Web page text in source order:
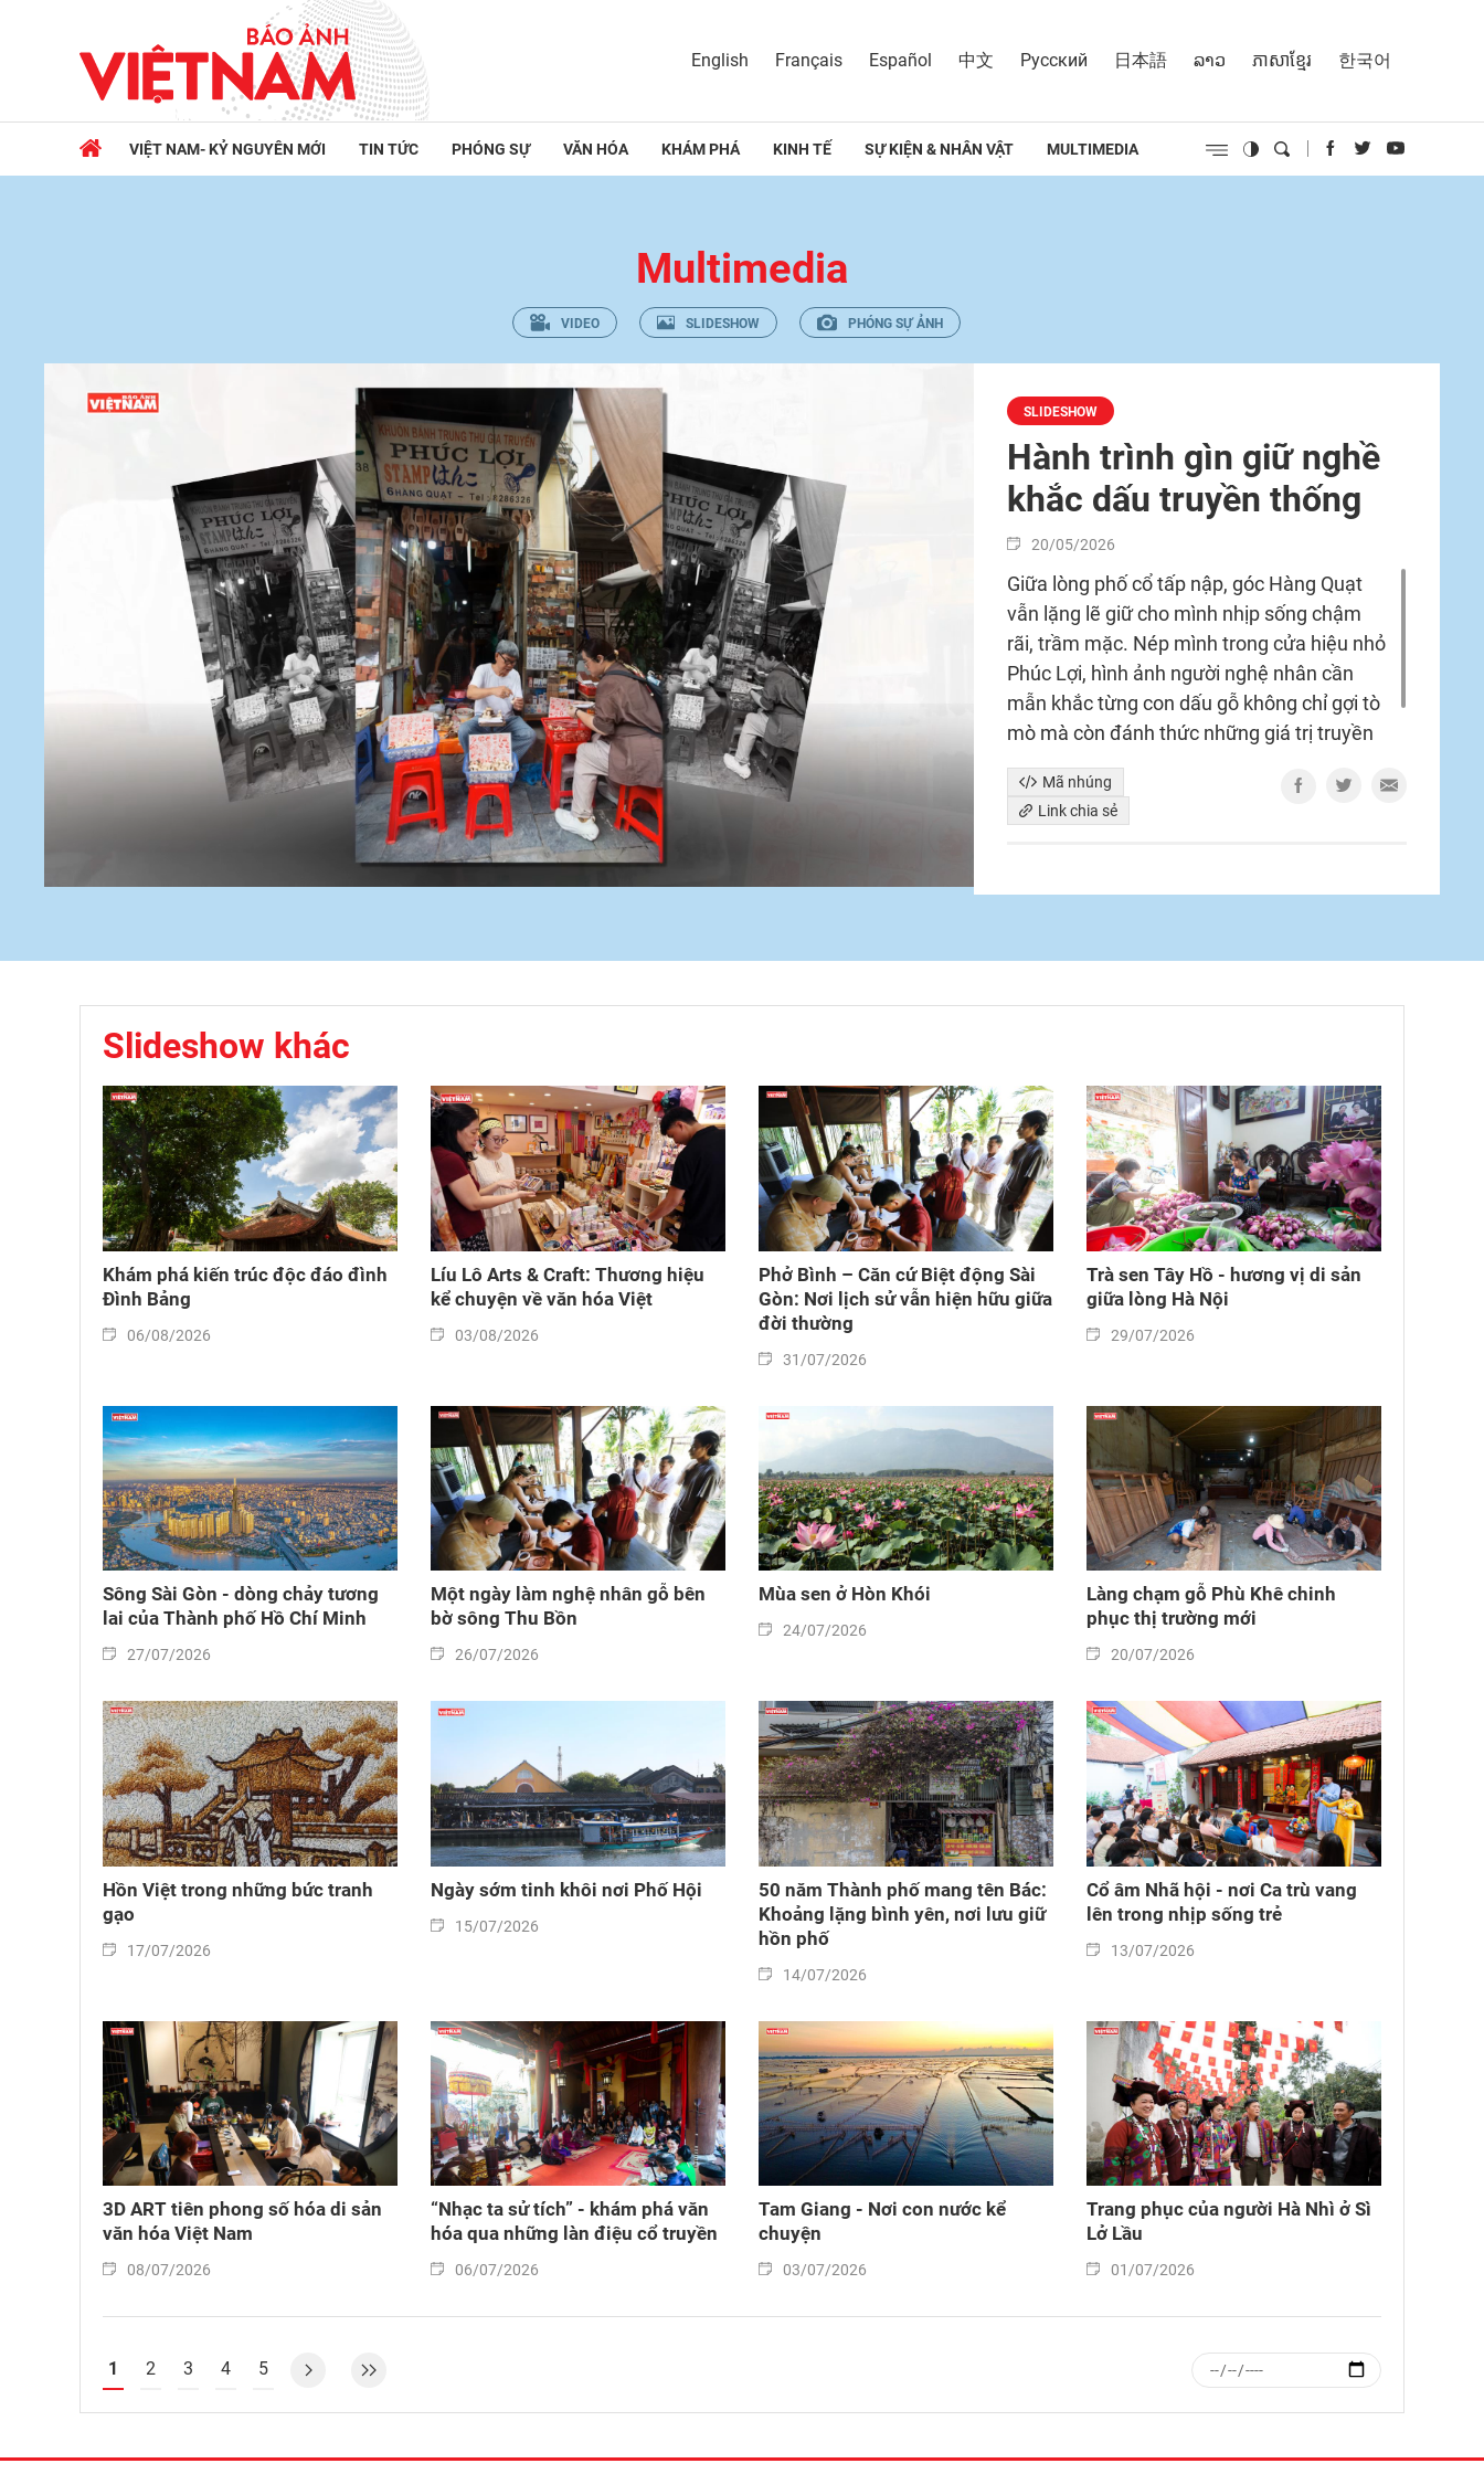
English Français Español 中文 Русский 日本語 ລາວ ភាសាខ្មែរ 한국어
VIỆT NAM- KỶ NGUYÊN MỚI TIN TỨC PHÓNG SỰ VĂN HÓA KHÁM PHÁ KINH TẾ SỰ KIỆN & NHÂN VẬT MULTIMEDIA
Multimedia
VIDEO SLIDESHOW PHÓNG SỰ ẢNH
SLIDESHOW
Hành trình gìn giữ nghề
khắc dấu truyền thống
20/05/2026
Giữa lòng phố cổ tấp nập, góc Hàng Quạt
vẫn lặng lẽ giữ cho mình nhịp sống chậm
rãi, trầm mặc. Nép mình trong cửa hiệu nhỏ
Phúc Lợi, hình ảnh người nghệ nhân cần
mẫn khắc từng con dấu gỗ không chỉ gợi tò
mò mà còn đánh thức những giá trị truyền
thống tưởng chừng mai một, lưu giữ hồn
xưa giữa dòng chảy hiện đại./.
Mã nhúng
Link chia sẻ
Slideshow khác
Khám phá kiến trúc độc đáo đình
Đình Bảng
06/08/2026
Líu Lô Arts & Craft: Thương hiệu
kể chuyện về văn hóa Việt
03/08/2026
Phở Bình – Căn cứ Biệt động Sài
Gòn: Nơi lịch sử vẫn hiện hữu giữa
đời thường
31/07/2026
Trà sen Tây Hồ - hương vị di sản
giữa lòng Hà Nội
29/07/2026
Sông Sài Gòn - dòng chảy tương
lai của Thành phố Hồ Chí Minh
27/07/2026
Một ngày làm nghệ nhân gỗ bên
bờ sông Thu Bồn
26/07/2026
Mùa sen ở Hòn Khói
24/07/2026
Làng chạm gỗ Phù Khê chinh
phục thị trường mới
20/07/2026
Hồn Việt trong những bức tranh
gạo
17/07/2026
Ngày sớm tinh khôi nơi Phố Hội
15/07/2026
50 năm Thành phố mang tên Bác:
Khoảng lặng bình yên, nơi lưu giữ
hồn phố
14/07/2026
Cổ âm Nhã hội - nơi Ca trù vang
lên trong nhịp sống trẻ
13/07/2026
3D ART tiên phong số hóa di sản
văn hóa Việt Nam
08/07/2026
“Nhạc ta sử tích” - khám phá văn
hóa qua những làn điệu cổ truyền
06/07/2026
Tam Giang - Nơi con nước kể
chuyện
03/07/2026
Trang phục của người Hà Nhì ở Sì
Lở Lầu
01/07/2026
1 2 3 4 5